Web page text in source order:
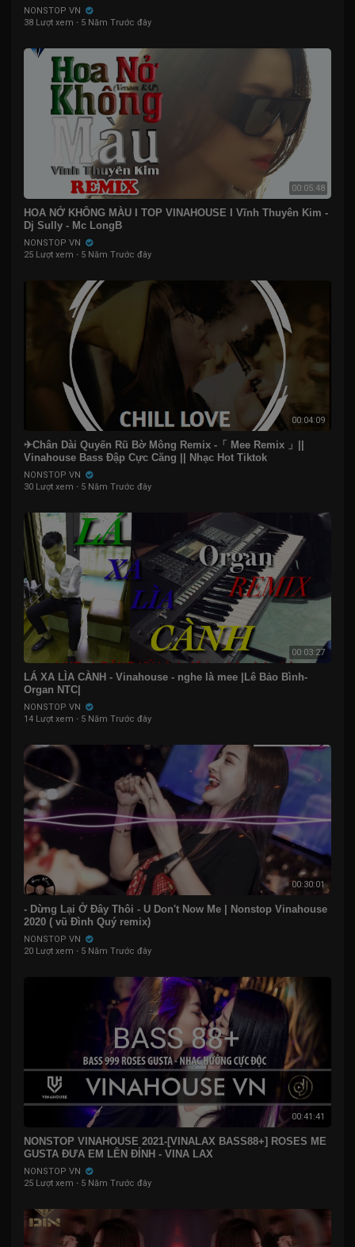
NONSTOP VN
38 Lượt xem · 5 Năm Trước đây
00:05:48
HOA NỞ KHÔNG MÀU I TOP VINAHOUSE I Vĩnh Thuyên Kim -
Dj Sully - Mc LongB
NONSTOP VN
25 Lượt xem · 5 Năm Trước đây
00:04:09
✈Chân Dài Quyến Rũ Bờ Mông Remix -「 Mee Remix 」||
Vinahouse Bass Đập Cực Căng || Nhạc Hot Tiktok
NONSTOP VN
30 Lượt xem · 5 Năm Trước đây
00:03:27
LÁ XA LÌA CÀNH - Vinahouse - nghe là mee |Lê Bảo Bình-
Organ NTC|
NONSTOP VN
14 Lượt xem · 5 Năm Trước đây
00:30:01
- Dừng Lại Ở Đây Thôi - U Don't Now Me | Nonstop Vinahouse
2020 ( vũ Đình Quý remix)
NONSTOP VN
20 Lượt xem · 5 Năm Trước đây
00:41:41
NONSTOP VINAHOUSE 2021-[VINALAX BASS88+] ROSES ME
GUSTA ĐƯA EM LÊN ĐỈNH - VINA LAX
NONSTOP VN
25 Lượt xem · 5 Năm Trước đây